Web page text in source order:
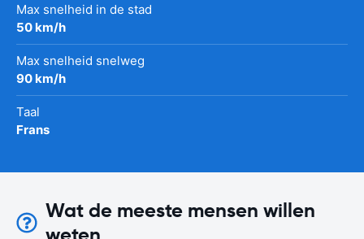
Max snelheid in de stad
50 km/h
Max snelheid snelweg
90 km/h
Taal
Frans
Wat de meeste mensen willen